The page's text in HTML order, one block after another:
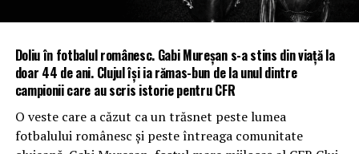
Doliu în fotbalul românesc. Gabi Mureșan s-a stins din viață la
doar 44 de ani. Clujul își ia rămas-bun de la unul dintre
campionii care au scris istorie pentru CFR
O veste care a căzut ca un trăsnet peste lumea
fotbalului românesc și peste întreaga comunitate